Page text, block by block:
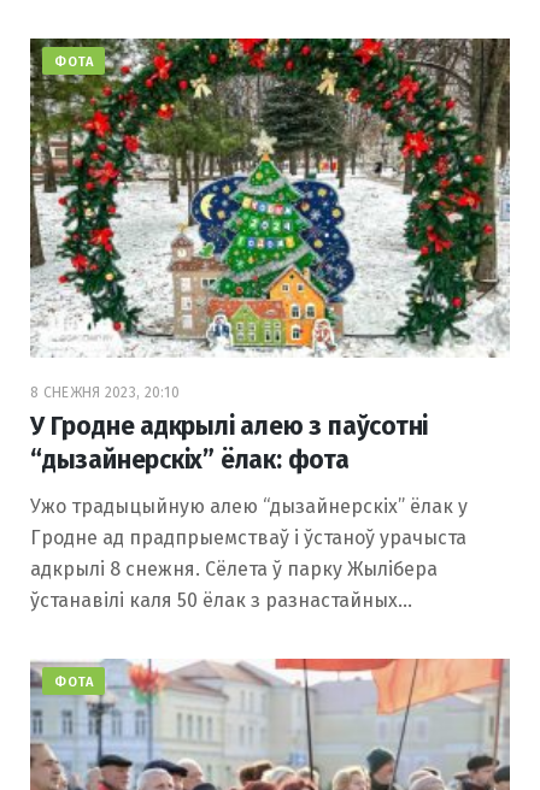
ФОТА
8 СНЕЖНЯ 2023, 20:10
У Гродне адкрылі алею з паўсотні
“дызайнерскіх” ёлак: фота
Ужо традыцыйную алею “дызайнерскіх” ёлак у
Гродне ад прадпрыемстваў і ўстаноў урачыста
адкрылі 8 снежня. Сёлета ў парку Жылібера
ўстанавілі каля 50 ёлак з разнастайных…
ФОТА